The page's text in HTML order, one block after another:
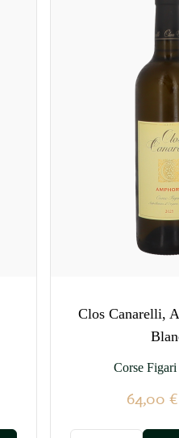
Clos Canarelli,
Corse Figari
64,00 €